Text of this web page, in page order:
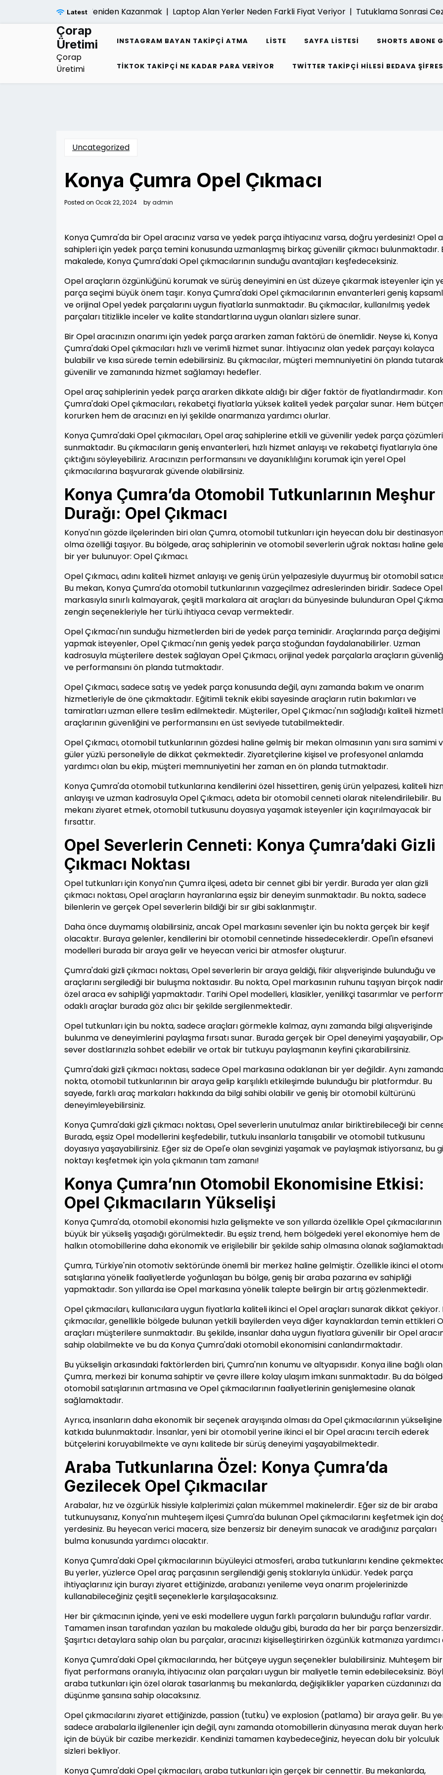
Latest
Sonrasi Umudu Yeniden Kazanmak |Laptop Alan Yerler Neden Farkli Fiyat Veriyor |Tutuklama Sonrasi Ceza
Çorap
Üretimi
Çorap
Üretimi
INSTAGRAM BAYAN TAKIPÇI ATMA LISTE SAYFA LISTESI SHORTS ABONE
TIKTOK TAKIPÇI NE KADAR PARA VERIYOR TWITTER TAKIPÇI HILESI BEDAVA
Uncategorized
Konya Çumra Opel Çıkmacı
Posted on Ocak 22, 2024 byadmin
Konya Çumra'da bir Opel aracınız varsa ve yedek parça ihtiyacınız varsa, doğru yerdesiniz! Opel
sahipleri için yedek parça temini konusunda uzmanlaşmış birkaç güvenilir çıkmacı bulunmaktadır.
makalede, Konya Çumra'daki Opel çıkmacılarının sunduğu avantajları keşfedeceksiniz.
Opel araçların özgünlüğünü korumak ve sürüş deneyimini en üst düzeye çıkarmak isteyenler için
parça seçimi büyük önem taşır. Konya Çumra'daki Opel çıkmacılarının envanterleri geniş
ve orijinal Opel yedek parçalarını uygun fiyatlarla sunmaktadır. Bu çıkmacılar, kullanılmış yedek
parçaları titizlikle inceler ve kalite standartlarına uygun olanları sizlere sunar.
Bir Opel aracınızın onarımı için yedek parça ararken zaman faktörü de önemlidir. Neyse ki, Konya
Çumra'daki Opel çıkmacıları hızlı ve verimli hizmet sunar. İhtiyacınız olan yedek parçayı kolayca
bulabilir ve kısa sürede temin edebilirsiniz. Bu çıkmacılar, müşteri memnuniyetini ön planda
güvenilir ve zamanında hizmet sağlamayı hedefler.
Opel araç sahiplerinin yedek parça ararken dikkate aldığı bir diğer faktör de fiyatlandırmadır.
Çumra'daki Opel çıkmacıları, rekabetçi fiyatlarla yüksek kaliteli yedek parçalar sunar. Hem
korurken hem de aracınızı en iyi şekilde onarmanıza yardımcı olurlar.
Konya Çumra'daki Opel çıkmacıları, Opel araç sahiplerine etkili ve güvenilir yedek parça çözümleri
sunmaktadır. Bu çıkmacıların geniş envanterleri, hızlı hizmet anlayışı ve rekabetçi fiyatlarıyla öne
çıktığını söyleyebiliriz. Aracınızın performansını ve dayanıklılığını korumak için yerel Opel
çıkmacılarına başvurarak güvende olabilirsiniz.
Konya Çumra’da Otomobil Tutkunlarının Meşhur
Durağı: Opel Çıkmacı
Konya'nın gözde ilçelerinden biri olan Çumra, otomobil tutkunları için heyecan dolu bir
olma özelliği taşıyor. Bu bölgede, araç sahiplerinin ve otomobil severlerin uğrak noktası haline
bir yer bulunuyor: Opel Çıkmacı.
Opel Çıkmacı, adını kaliteli hizmet anlayışı ve geniş ürün yelpazesiyle duyurmuş bir otomobil
Bu mekan, Konya Çumra'da otomobil tutkunlarının vazgeçilmez adreslerinden biridir. Sadece Opel
markasıyla sınırlı kalmayarak, çeşitli markalara ait araçları da bünyesinde bulunduran Opel
zengin seçenekleriyle her türlü ihtiyaca cevap vermektedir.
Opel Çıkmacı'nın sunduğu hizmetlerden biri de yedek parça teminidir. Araçlarında parça değişimi
yapmak isteyenler, Opel Çıkmacı'nın geniş yedek parça stoğundan faydalanabilirler. Uzman
kadrosuyla müşterilere destek sağlayan Opel Çıkmacı, orijinal yedek parçalarla araçların
ve performansını ön planda tutmaktadır.
Opel Çıkmacı, sadece satış ve yedek parça konusunda değil, aynı zamanda bakım ve onarım
hizmetleriyle de öne çıkmaktadır. Eğitimli teknik ekibi sayesinde araçların rutin bakımları ve
tamiratları uzman ellere teslim edilmektedir. Müşteriler, Opel Çıkmacı'nın sağladığı kaliteli
araçlarının güvenliğini ve performansını en üst seviyede tutabilmektedir.
Opel Çıkmacı, otomobil tutkunlarının gözdesi haline gelmiş bir mekan olmasının yanı sıra samimi
güler yüzlü personeliyle de dikkat çekmektedir. Ziyaretçilerine kişisel ve profesyonel anlamda
yardımcı olan bu ekip, müşteri memnuniyetini her zaman en ön planda tutmaktadır.
Konya Çumra'da otomobil tutkunlarına kendilerini özel hissettiren, geniş ürün yelpazesi, kaliteli
anlayışı ve uzman kadrosuyla Opel Çıkmacı, adeta bir otomobil cenneti olarak nitelendirilebilir. Bu
mekanı ziyaret etmek, otomobil tutkusunu doyasıya yaşamak isteyenler için kaçırılmayacak bir
fırsattır.
Opel Severlerin Cenneti: Konya Çumra’daki Gizli
Çıkmacı Noktası
Opel tutkunları için Konya'nın Çumra ilçesi, adeta bir cennet gibi bir yerdir. Burada yer alan gizli
çıkmacı noktası, Opel araçların hayranlarına eşsiz bir deneyim sunmaktadır. Bu nokta, sadece
bilenlerin ve gerçek Opel severlerin bildiği bir sır gibi saklanmıştır.
Daha önce duymamış olabilirsiniz, ancak Opel markasını sevenler için bu nokta gerçek bir keşif
olacaktır. Buraya gelenler, kendilerini bir otomobil cennetinde hissedeceklerdir. Opel'in efsanevi
modelleri burada bir araya gelir ve heyecan verici bir atmosfer oluşturur.
Çumra'daki gizli çıkmacı noktası, Opel severlerin bir araya geldiği, fikir alışverişinde bulunduğu ve
araçlarını sergilediği bir buluşma noktasıdır. Bu nokta, Opel markasının ruhunu taşıyan birçok
özel araca ev sahipliği yapmaktadır. Tarihi Opel modelleri, klasikler, yenilikçi tasarımlar ve
odaklı araçlar burada göz alıcı bir şekilde sergilenmektedir.
Opel tutkunları için bu nokta, sadece araçları görmekle kalmaz, aynı zamanda bilgi alışverişinde
bulunma ve deneyimlerini paylaşma fırsatı sunar. Burada gerçek bir Opel deneyimi yaşayabilir,
sever dostlarınızla sohbet edebilir ve ortak bir tutkuyu paylaşmanın keyfini çıkarabilirsiniz.
Çumra'daki gizli çıkmacı noktası, sadece Opel markasına odaklanan bir yer değildir. Aynı
nokta, otomobil tutkunlarının bir araya gelip karşılıklı etkileşimde bulunduğu bir platformdur. Bu
sayede, farklı araç markaları hakkında da bilgi sahibi olabilir ve geniş bir otomobil kültürünü
deneyimleyebilirsiniz.
Konya Çumra'daki gizli çıkmacı noktası, Opel severlerin unutulmaz anılar biriktirebileceği bir
Burada, eşsiz Opel modellerini keşfedebilir, tutkulu insanlarla tanışabilir ve otomobil tutkusunu
doyasıya yaşayabilirsiniz. Eğer siz de Opel'e olan sevginizi yaşamak ve paylaşmak istiyorsanız, bu
noktayı keşfetmek için yola çıkmanın tam zamanı!
Konya Çumra’nın Otomobil Ekonomisine Etkisi:
Opel Çıkmacıların Yükselişi
Konya Çumra'da, otomobil ekonomisi hızla gelişmekte ve son yıllarda özellikle Opel çıkmacılarının
büyük bir yükseliş yaşadığı görülmektedir. Bu eşsiz trend, hem bölgedeki yerel ekonomiye hem de
halkın otomobillerine daha ekonomik ve erişilebilir bir şekilde sahip olmasına olanak
Çumra, Türkiye'nin otomotiv sektöründe önemli bir merkez haline gelmiştir. Özellikle ikinci el
satışlarına yönelik faaliyetlerde yoğunlaşan bu bölge, geniş bir araba pazarına ev sahipliği
yapmaktadır. Son yıllarda ise Opel markasına yönelik talepte belirgin bir artış gözlenmektedir.
Opel çıkmacıları, kullanıcılara uygun fiyatlarla kaliteli ikinci el Opel araçları sunarak dikkat çekiyor.
çıkmacılar, genellikle bölgede bulunan yetkili bayilerden veya diğer kaynaklardan temin ettikleri
araçları müşterilere sunmaktadır. Bu şekilde, insanlar daha uygun fiyatlara güvenilir bir Opel
sahip olabilmekte ve bu da Konya Çumra'daki otomobil ekonomisini canlandırmaktadır.
Bu yükselişin arkasındaki faktörlerden biri, Çumra'nın konumu ve altyapısıdır. Konya iline bağlı olan
Çumra, merkezi bir konuma sahiptir ve çevre illere kolay ulaşım imkanı sunmaktadır. Bu da
otomobil satışlarının artmasına ve Opel çıkmacılarının faaliyetlerinin genişlemesine olanak
sağlamaktadır.
Ayrıca, insanların daha ekonomik bir seçenek arayışında olması da Opel çıkmacılarının yükselişine
katkıda bulunmaktadır. İnsanlar, yeni bir otomobil yerine ikinci el bir Opel aracını tercih ederek
bütçelerini koruyabilmekte ve aynı kalitede bir sürüş deneyimi yaşayabilmektedir.
Araba Tutkunlarına Özel: Konya Çumra’da
Gezilecek Opel Çıkmacılar
Arabalar, hız ve özgürlük hissiyle kalplerimizi çalan mükemmel makinelerdir. Eğer siz de bir araba
tutkunuysanız, Konya'nın muhteşem ilçesi Çumra'da bulunan Opel çıkmacılarını keşfetmek için
yerdesiniz. Bu heyecan verici macera, size benzersiz bir deneyim sunacak ve aradığınız parçaları
bulma konusunda yardımcı olacaktır.
Konya Çumra'daki Opel çıkmacılarının büyüleyici atmosferi, araba tutkunlarını kendine
Bu yerler, yüzlerce Opel araç parçasının sergilendiği geniş stoklarıyla ünlüdür. Yedek parça
ihtiyaçlarınız için burayı ziyaret ettiğinizde, arabanızı yenileme veya onarım projelerinizde
kullanabileceğiniz çeşitli seçeneklerle karşılaşacaksınız.
Her bir çıkmacının içinde, yeni ve eski modellere uygun farklı parçaların bulunduğu raflar vardır.
Tamamen insan tarafından yazılan bu makalede olduğu gibi, burada da her bir parça benzersizdir.
Şaşırtıcı detaylara sahip olan bu parçalar, aracınızı kişiselleştirirken özgünlük katmanıza yardımcı
Konya Çumra'daki Opel çıkmacılarında, her bütçeye uygun seçenekler bulabilirsiniz. Muhteşem bir
fiyat performans oranıyla, ihtiyacınız olan parçaları uygun bir maliyetle temin edebileceksiniz.
araba tutkunları için özel olarak tasarlanmış bu mekanlarda, değişiklikler yaparken cüzdanınızı da
düşünme şansına sahip olacaksınız.
Opel çıkmacılarını ziyaret ettiğinizde, passion (tutku) ve explosion (patlama) bir araya gelir. Bu
sadece arabalarla ilgilenenler için değil, aynı zamanda otomobillerin dünyasına merak duyan
için de büyük bir cazibe merkezidir. Kendinizi tamamen kaybedeceğiniz, heyecan dolu bir yolculuk
sizleri bekliyor.
Konya Çumra'daki Opel çıkmacıları, araba tutkunları için gerçek bir cennettir. Bu mekanlarda,